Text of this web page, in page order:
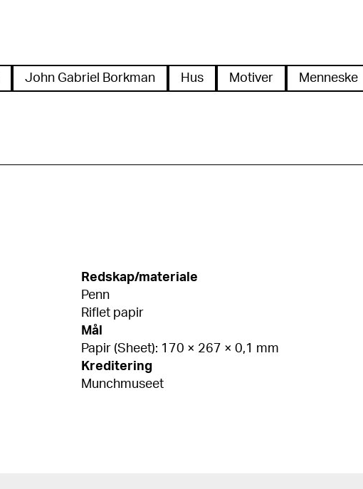
John Gabriel Borkman Hus Motiver Menneske
Redskap/materiale
Penn
Riflet papir
Mål
Papir (Sheet): 170 × 267 × 0,1 mm
Kreditering
Munchmuseet